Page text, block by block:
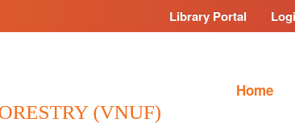
Library Portal
Home